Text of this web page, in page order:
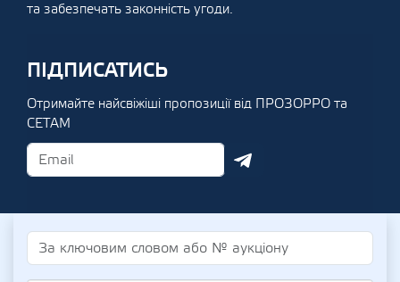
та забезпечать законність угоди.
ПІДПИСАТИСЬ
Отримайте найсвіжіші пропозиції від ПРОЗОРРО та
СЕТАМ